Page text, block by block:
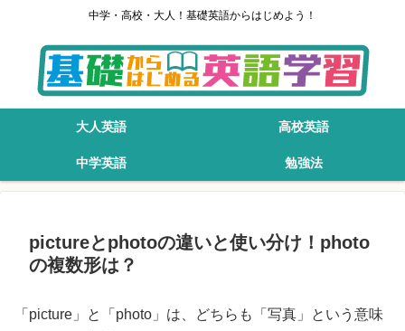
中学・高校・大人！基礎英語からはじめよう！
大人英語 高校英語
中学英語 勉強法
pictureとphotoの違いと使い分け！photo
の複数形は？
「picture」と「photo」は、どちらも「写真」という意味